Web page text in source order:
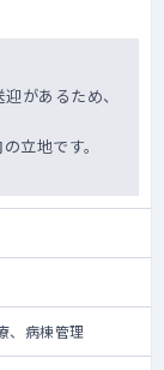
があるため、
立地です。
、病棟管理